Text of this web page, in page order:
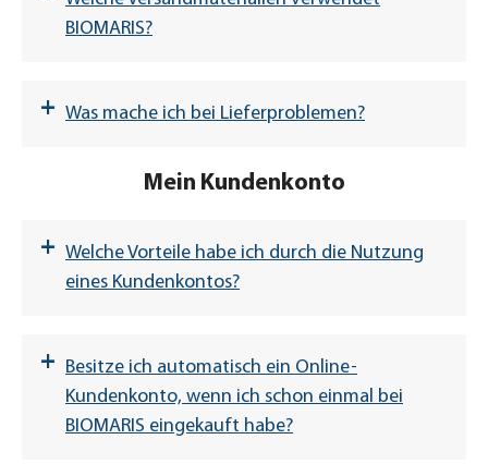
Bitte beachten Sie dazu den folgenden
Erteilung eines SEPA-Basis-
Sie jedoch, dass eine Lieferung
BIOMARIS?
+ Was mache ich bei Lieferproblemen?
Mein Kundenkonto
+ Welche Vorteile habe ich durch die Nutzung
eines Kundenkontos?
passwortgeschützt für Sie gespeichert. Für
Ihre nächste Bestellung loggen Sie sich
einfach ein, Ihre persönlichen Daten,
+ Besitze ich automatisch ein Online-
Kundenkonto, wenn ich schon einmal bei
BIOMARIS eingekauft habe?